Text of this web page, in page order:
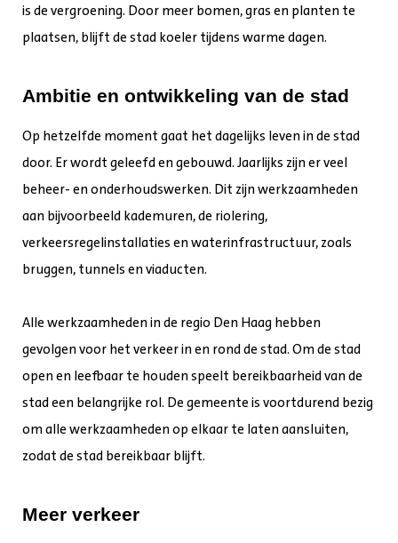
is de vergroening. Door meer bomen, gras en planten te
plaatsen, blijft de stad koeler tijdens warme dagen.
Ambitie en ontwikkeling van de stad
Op hetzelfde moment gaat het dagelijks leven in de stad
door. Er wordt geleefd en gebouwd. Jaarlijks zijn er veel
beheer- en onderhoudswerken. Dit zijn werkzaamheden
aan bijvoorbeeld kademuren, de riolering,
verkeersregelinstallaties en waterinfrastructuur, zoals
bruggen, tunnels en viaducten.
Alle werkzaamheden in de regio Den Haag hebben
gevolgen voor het verkeer in en rond de stad. Om de stad
open en leefbaar te houden speelt bereikbaarheid van de
stad een belangrijke rol. De gemeente is voortdurend bezig
om alle werkzaamheden op elkaar te laten aansluiten,
zodat de stad bereikbaar blijft.
Meer verkeer